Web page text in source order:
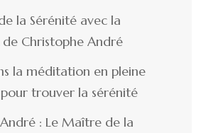
la Sérénité avec la
Christophe André
la méditation en pleine
trouver la sérénité
: Le Maître de la